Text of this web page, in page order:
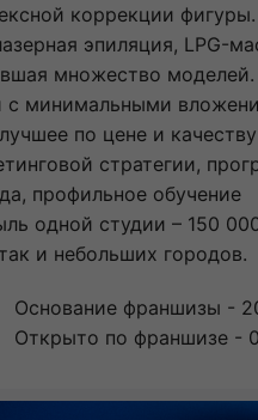
коррекции
эпиляция, LPG-
множество
с минимальными
по цене и качеству
стратегии,
профильное обучение
одной студии – 150
и небольших городов.
Основание франшизы -
Открыто по франшизе -